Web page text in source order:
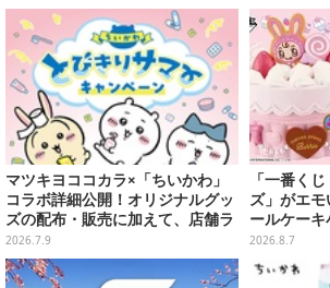
マツキヨココカラ×「ちいかわ」
コラボ詳細公開！オリジナルグッ
ズの配布・販売に加えて、店舗ラ
ッピングや”花火打ち上げ”まで盛
り沢山
2026.7.9
「一番く
ズ」がエ
ールケーキ
んのマスコ
2026.8.7